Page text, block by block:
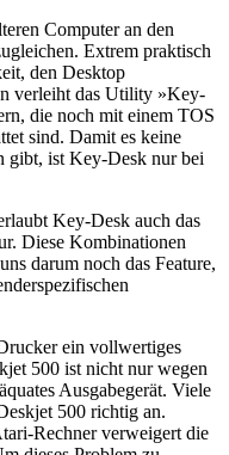
Computer an den
Extrem praktisch
den Desktop
verleiht das Utility »Key-
die noch mit einem TOS
sind. Damit es keine
gibt, ist Key-Desk nur bei
Key-Desk auch das
Diese Kombinationen
darum noch das Feature,
ein vollwertiges
500 ist nicht nur wegen
Ausgabegerät. Viele
500 richtig an.
Rechner verweigert die